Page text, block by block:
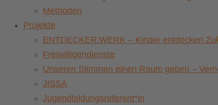
Methoden
Projekte
ENTDECKER:WERK – Kinder entdecken
Freiwilligendienste
Unseren Stimmen einen Raum geben –
JISSA
Jugendbildungsreferent*in